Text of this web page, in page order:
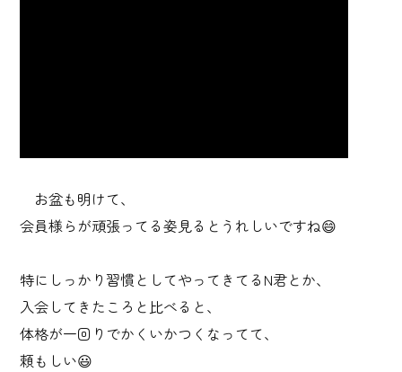
お盆も明けて、
会員様らが頑張ってる姿見るとうれしいですね😄
特にしっかり習慣としてやってきてるN君とか、
入会してきたころと比べると、
体格が一回りでかくいかつくなってて、
頼もしい😃